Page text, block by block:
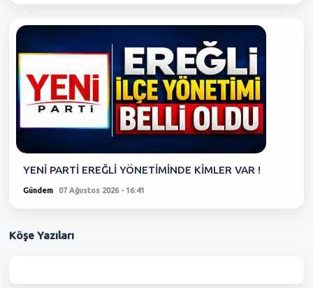
YENİ PARTİ EREĞLİ YÖNETİMİNDE KİMLER VAR !
Gündem 07 Ağustos 2026 - 16:41
Köşe Yazıları